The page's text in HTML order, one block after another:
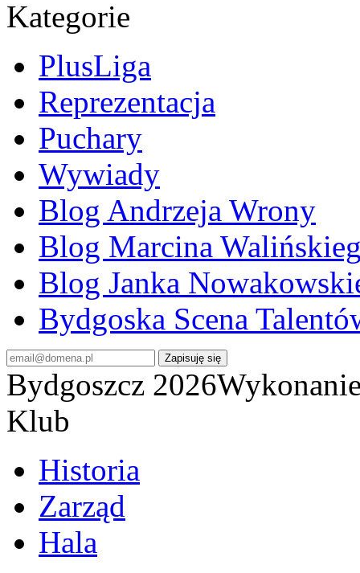
Kategorie
PlusLiga
Reprezentacja
Puchary
Wywiady
Blog Andrzeja Wrony
Blog Marcina
Blog Janka
Bydgoska Scena
Bydgoszcz 2026
Klub
Historia
Zarząd
Hala